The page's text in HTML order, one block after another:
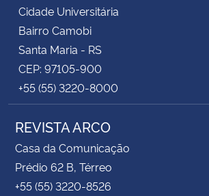
Cidade Universitária
Bairro Camobi
Santa Maria - RS
CEP: 97105-900
+55 (55) 3220-8000
REVISTA ARCO
Casa da Comunicação
Prédio 62 B, Térreo
+55 (55) 3220-8526